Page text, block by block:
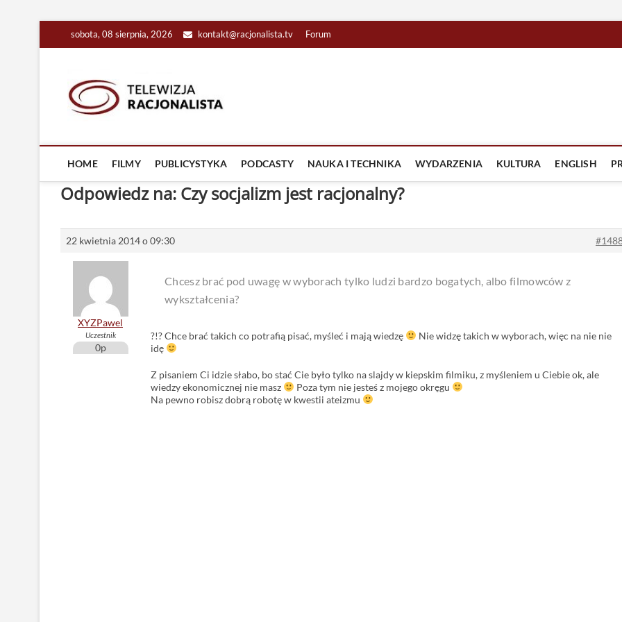
sobota, 08 sierpnia, 2026 kontakt@racjonalista.tv Forum
HOME FILMY PUBLICYSTYKA PODCASTY NAUKA I TECHNIKA WYDARZENIA KULTURA ENGLISH
Odpowiedz na: Czy socjalizm jest racjonalny?
22 kwietnia 2014 o 09:30
XYZPawel
Uczestnik
0p
Chcesz brać pod uwagę w wyborach tylko ludzi bardzo bogatych, albo filmowców z
wykształcenia?
?!? Chce brać takich co potrafią pisać, myśleć i mają wiedzę
Nie widzę takich w wyborach, więc na nie nie
idę
Z pisaniem Ci idzie słabo, bo stać Cie było tylko na slajdy w kiepskim filmiku, z myśleniem u Ciebie ok, ale
wiedzy ekonomicznej nie masz
Poza tym nie jesteś z mojego okręgu
Na pewno robisz dobrą robotę w kwestii ateizmu